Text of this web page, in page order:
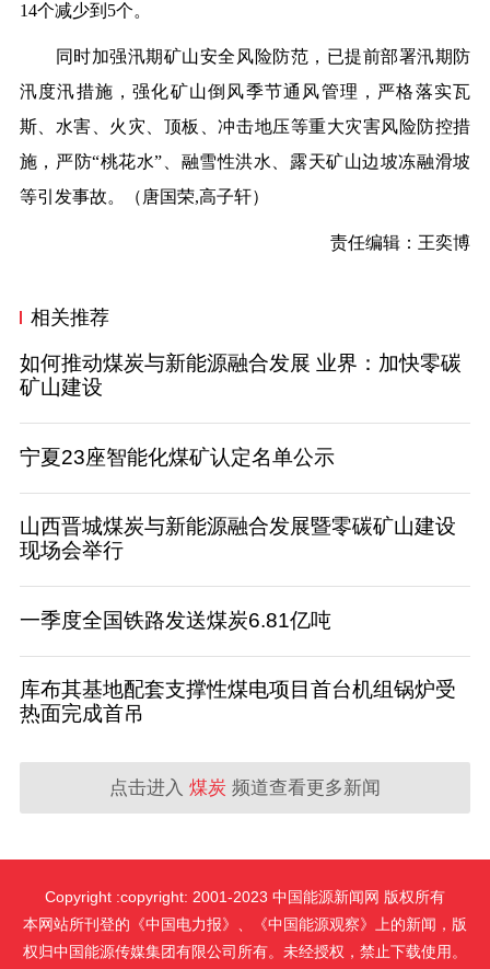
14个减少到5个。
同时加强汛期矿山安全风险防范，已提前部署汛期防
汛度汛措施，强化矿山倒风季节通风管理，严格落实瓦
斯、水害、火灾、顶板、冲击地压等重大灾害风险防控措
施，严防“桃花水”、融雪性洪水、露天矿山边坡冻融滑坡
等引发事故。（ 唐国荣,高子轩）
责任编辑：王奕博
相关推荐
如何推动煤炭与新能源融合发展 业界：加快零碳
矿山建设
宁夏23座智能化煤矿认定名单公示
山西晋城煤炭与新能源融合发展暨零碳矿山建设
现场会举行
一季度全国铁路发送煤炭6.81亿吨
库布其基地配套支撑性煤电项目首台机组锅炉受
热面完成首吊
点击进入 煤炭 频道查看更多新闻
Copyright :copyright: 2001-2023 中国能源新闻网 版权所有
本网站所刊登的《中国电力报》、《中国能源观察》上的新闻，版
权归中国能源传媒集团有限公司所有。未经授权，禁止下载使用。